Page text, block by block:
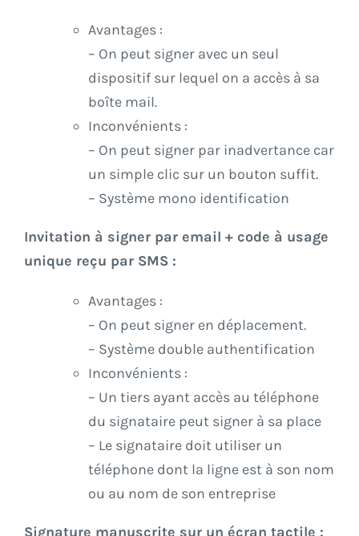
Avantages :
– On peut signer avec un seul
dispositif sur lequel on a accès à sa
boîte mail.
Inconvénients :
– On peut signer par inadvertance car
un simple clic sur un bouton suffit.
– Système mono identification
Invitation à signer par email + code à usage
unique reçu par SMS :
Avantages :
– On peut signer en déplacement.
– Système double authentification
Inconvénients :
– Un tiers ayant accès au téléphone
du signataire peut signer à sa place
– Le signataire doit utiliser un
téléphone dont la ligne est à son nom
ou au nom de son entreprise
Signature manuscrite sur un écran tactile :